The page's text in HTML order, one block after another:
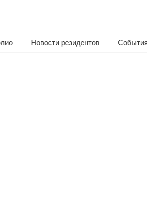
Новости резидентов